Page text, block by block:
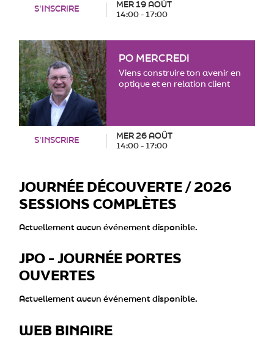
S'INSCRIRE
MER 19 AOÛT
14:00 - 17:00
PO MERCREDI
Viens construire ton avenir en
optique et en relation client
S'INSCRIRE
MER 26 AOÛT
14:00 - 17:00
JOURNÉE DÉCOUVERTE / 2026
SESSIONS COMPLÈTES
Actuellement aucun événement disponible.
JPO - JOURNÉE PORTES
OUVERTES
Actuellement aucun événement disponible.
WEB BINAIRE